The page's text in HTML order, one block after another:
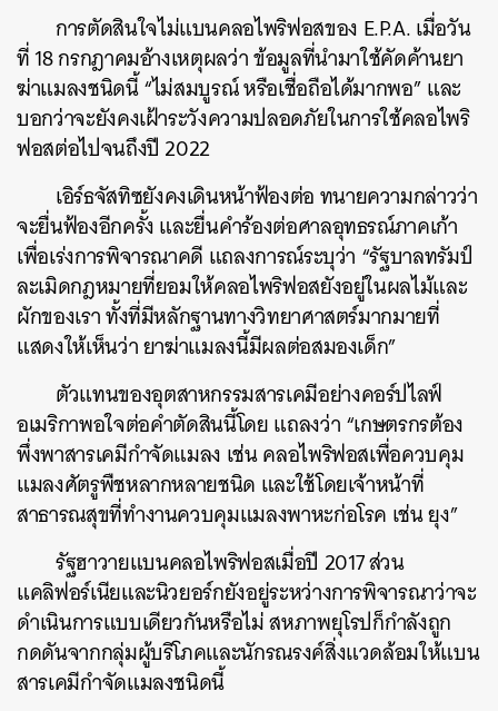
การตัดสินใจไม่แบนคลอไพริฟอสของ E.P.A. เมื่อวัน
ที่ 18 กรกฎาคมอ้างเหตุผลว่า ข้อมูลที่นำมาใช้คัดค้านยา
ฆ่าแมลงชนิดนี้ “ไม่สมบูรณ์ หรือเชื่อถือได้มากพอ” และ
บอกว่าจะยังคงเฝ้าระวังความปลอดภัยในการใช้คลอไพริ
ฟอสต่อไปจนถึงปี 2022
เอิร์ธจัสทิซยังคงเดินหน้าฟ้องต่อ ทนายความกล่าวว่า
จะยื่นฟ้องอีกครั้ง และยื่นคำร้องต่อศาลอุทธรณ์ภาคเก้า
เพื่อเร่งการพิจารณาคดี แถลงการณ์ระบุว่า “รัฐบาลทรัมป์
ละเมิดกฎหมายที่ยอมให้คลอไพริฟอสยังอยู่ในผลไม้และ
ผักของเรา ทั้งที่มีหลักฐานทางวิทยาศาสตร์มากมายที่
แสดงให้เห็นว่า ยาฆ่าแมลงนี้มีผลต่อสมองเด็ก”
ตัวแทนของอุตสาหกรรมสารเคมีอย่างคอร์ปไลฟ์
อเมริกาพอใจต่อคำตัดสินนี้โดย แถลงว่า “เกษตรกรต้อง
พึ่งพาสารเคมีกำจัดแมลง เช่น คลอไพริฟอสเพื่อควบคุม
แมลงศัตรูพืชหลากหลายชนิด และใช้โดยเจ้าหน้าที่
สาธารณสุขที่ทำงานควบคุมแมลงพาหะก่อโรค เช่น ยุง”
รัฐฮาวายแบนคลอไพริฟอสเมื่อปี 2017 ส่วน
แคลิฟอร์เนียและนิวยอร์กยังอยู่ระหว่างการพิจารณาว่าจะ
ดำเนินการแบบเดียวกันหรือไม่ สหภาพยุโรปก็กำลังถูก
กดดันจากกลุ่มผู้บริโภคและนักรณรงค์สิ่งแวดล้อมให้แบน
สารเคมีกำจัดแมลงชนิดนี้